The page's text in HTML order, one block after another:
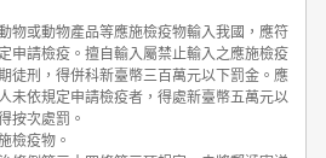
物或動物產品等應施檢疫物輸入我國，應符
申請檢疫。擅自輸入屬禁止輸入之應施檢疫
徒刑，得併科新臺幣三百萬元以下罰金。應
未依規定申請檢疫者，得處新臺幣五萬元以
按次處罰。
檢疫物。